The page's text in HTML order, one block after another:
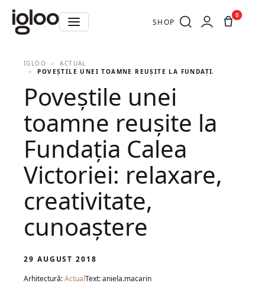
SHOP
0
IGLOO
ACTUAL
POVEȘTILE UNEI TOAMNE REUȘITE LA FUNDAȚIA CALEA
Poveștile unei
toamne reușite la
Fundația Calea
Victoriei: relaxare,
creativitate,
cunoaștere
29 AUGUST 2018
Arhitectură:ActualText: aniela.macarin